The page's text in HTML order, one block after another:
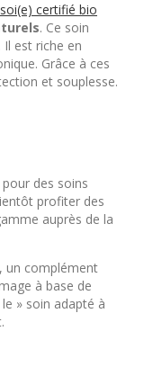
certifié bio
. Ce soin
est riche en
Grâce à ces
et souplesse.
des soins
profiter des
auprès de la
un complément
à base de
» soin adapté à